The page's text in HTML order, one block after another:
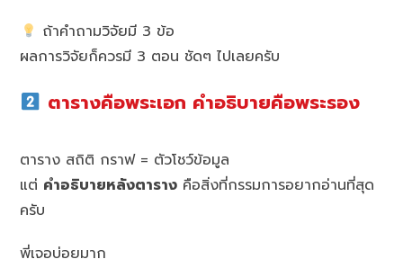
ถ้าคำถามวิจัยมี 3 ข้อ
ผลการวิจัยก็ควรมี 3 ตอน ชัดๆ ไปเลยครับ
ตารางคือพระเอก คำอธิบายคือพระรอง
ตาราง สถิติ กราฟ = ตัวโชว์ข้อมูล
แต่ คำอธิบายหลังตาราง คือสิ่งที่กรรมการอยากอ่านที่สุด
ครับ
พี่เจอบ่อยมาก